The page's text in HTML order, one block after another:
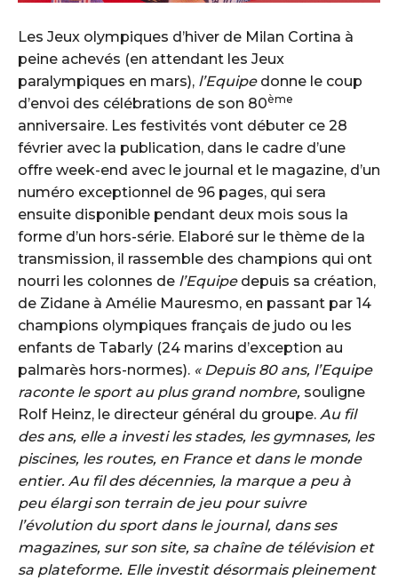
Les Jeux olympiques d’hiver de Milan Cortina à
peine achevés (en attendant les Jeux
paralympiques en mars), l’Equipedonne le coup
d’envoi des célébrations de son 80ème
anniversaire. Les festivités vont débuter ce 28
février avec la publication, dans le cadre d’une
offre week-end avec le journal et le magazine, d’un
numéro exceptionnel de 96 pages, qui sera
ensuite disponible pendant deux mois sous la
forme d’un hors-série. Elaboré sur le thème de la
transmission, il rassemble des champions qui ont
nourri les colonnes de l’Equipedepuis sa création,
de Zidane à Amélie Mauresmo, en passant par 14
champions olympiques français de judo ou les
enfants de Tabarly (24 marins d’exception au
palmarès hors-normes). « Depuis 80 ans, l’Equipe
raconte le sport au plus grand nombre, souligne
Rolf Heinz, le directeur général du groupe. Au fil
des ans, elle a investi les stades, les gymnases, les
piscines, les routes, en France et dans le monde
entier. Au fil des décennies, la marque a peu à
peu élargi son terrain de jeu pour suivre
l’évolution du sport dans le journal, dans ses
magazines, sur son site, sa chaîne de télévision et
sa plateforme. Elle investit désormais pleinement